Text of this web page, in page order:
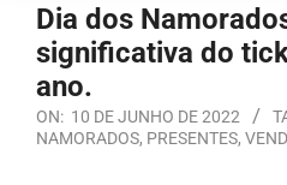
Dia dos
significativa do
ano.
ON: 10 DE JUNHO DE 2022
NAMORADOS, PRESENTES,